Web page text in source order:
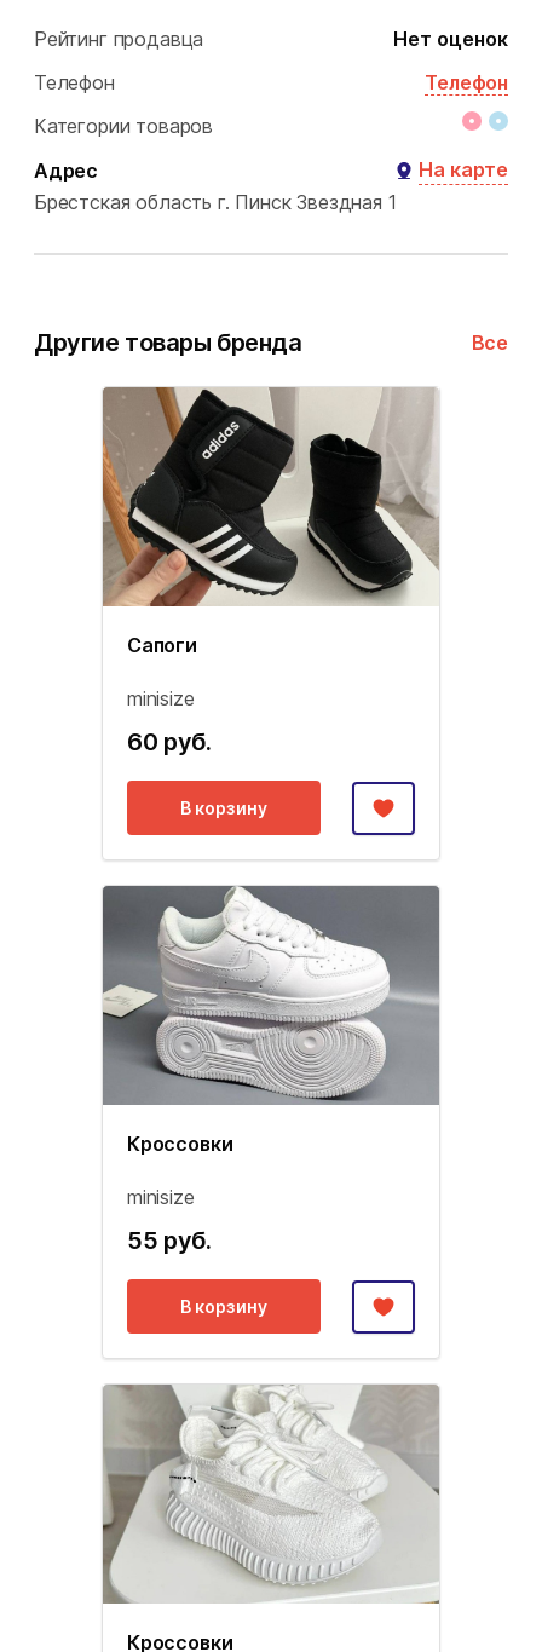
Рейтинг продавца
Нет оценок
Телефон
Телефон
Категории товаров
Адрес
На карте
Брестская область г. Пинск Звездная 1
Другие товары бренда Все
Сапоги
minisize
60 руб.
В корзину
Кроссовки
minisize
55 руб.
В корзину
Кроссовки